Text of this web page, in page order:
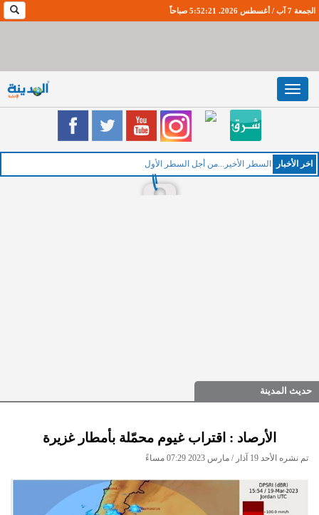
الجمعة 7 آب / أغسطس 2026. 5:52:22 صباحاً
Toggle
navigation
اخر اﻷخبار ال
حديث المدينة
الأرصاد : اقتراب غيوم محمّلة بأمطار غزيرة
تم نشره الأحد 19 آذار / مارس 2023 07:29 مساءً